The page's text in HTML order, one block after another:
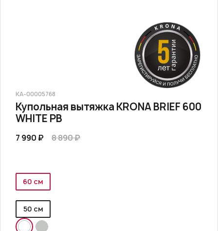
КА-00005768
Купольная вытяжка KRONA BRIEF 600
WHITE PB
8 890 ₽
7 990 ₽
60 см
50 см